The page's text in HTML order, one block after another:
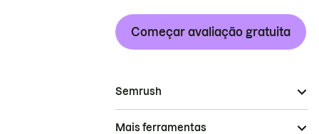
Começar avaliação gratuita
Semrush
Mais ferramentas